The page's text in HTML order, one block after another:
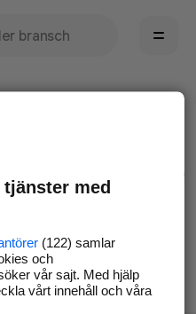
kan avhjälpa det.
och försök igen
med
(122) samlar
och
vår sajt. Med hjälp
vårt innehåll och våra